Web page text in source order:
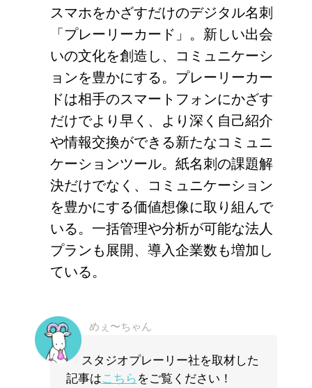
スマホをかざすだけのデジタル名刺
「プレーリーカード」。新しい出会
いの文化を創造し、コミュニケーシ
ョンを豊かにする。プレーリーカー
ドは相手のスマートフォンにかざす
だけでより早く、より深く自己紹介
や情報交換ができる新たなコミュニ
ケーションツール。紙名刺の課題解
決だけでなく、コミュニケーション
を豊かにする価値想像に取り組んで
いる。一括管理や分析が可能な法人
プランも展開、導入企業数も増加し
ている。
めぇ〜ちゃん
スタジオプレーリー社を取材した
記事はこちらをご覧ください！